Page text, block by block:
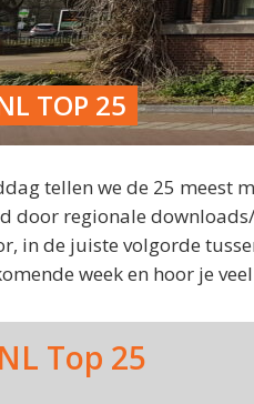
TOP 25
tellen we de 25 meest
door regionale
in de juiste volgorde
week en hoor je
Top 25